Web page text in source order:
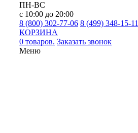
ПН-ВС
с 10:00 до 20:00
8 (800) 302-77-06 8 (499) 348-15-11
КОРЗИНА
0 товаров. Заказать звонок
Меню